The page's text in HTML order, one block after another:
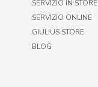
SERVIZIO IN STORE
SERVIZIO ONLINE
GIULIUS STORE
BLOG